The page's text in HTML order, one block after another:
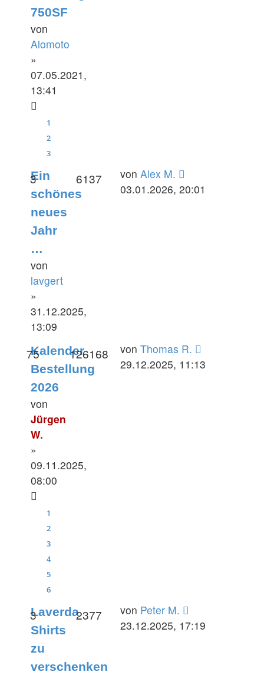
750SF
von
Alomoto
»
07.05.2021,
13:41
1
2
3
Ein
schönes
neues
Jahr
…
von
lavgert
»
31.12.2025,
13:09
3Antworten6137 Zugriffe
Letzter
Beitrag
von Alex M.
03.01.2026, 20:01
Kalender
Bestellung
2026
von
Jürgen
W.
»
09.11.2025,
08:00
1
2
3
4
5
6
75Antworten126168 Zugriffe
Letzter
Beitrag
von Thomas R.
29.12.2025, 11:13
Laverda
Shirts
zu
verschenken
3Antworten2377 Zugriffe
Letzter
Beitrag
von Peter M.
23.12.2025, 17:19